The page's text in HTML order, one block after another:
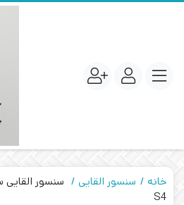
خانه سنسور القایی
S4